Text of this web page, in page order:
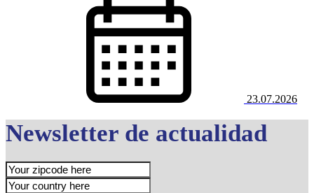
23.07.2026
Newsletter de actualidad